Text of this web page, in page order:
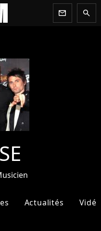
newsletter search
Actualités